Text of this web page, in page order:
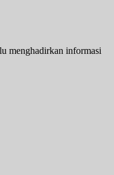
menghadirkan informasi